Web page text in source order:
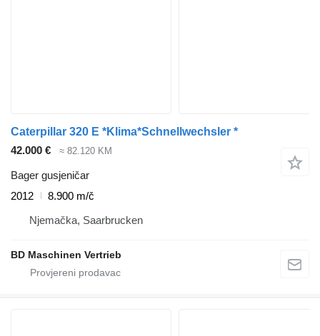
Caterpillar 320 E *Klima*Schnellwechsler *
42.000 €
≈ 82.120 KM
Bager gusjeničar
2012
8.900 m/č
Njemačka, Saarbrucken
BD Maschinen Vertrieb